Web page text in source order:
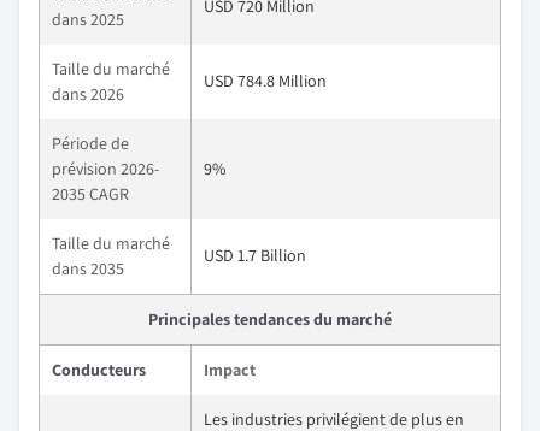
dans 2025
USD 720 Million
Taille du marché
dans 2026
USD 784.8 Million
Période de
prévision 2026-
2035 CAGR
9%
Taille du marché
dans 2035
USD 1.7 Billion
Principales tendances du marché
Conducteurs Impact
Les industries privilégient de plus en